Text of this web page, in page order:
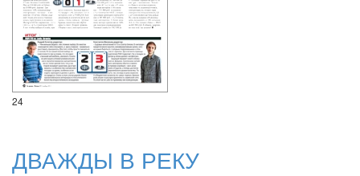
24
ДВАЖДЫ В РЕКУ